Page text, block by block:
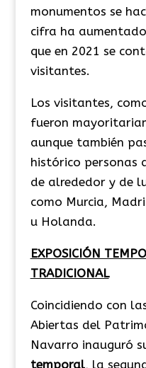
monumentos se
cifra ha
que en 2021 se
visitantes.
Los visitantes,
fueron
aunque también
histórico personas
de alrededor y de
como Murcia,
u Holanda.
EXPOSICIÓN
TRADICIONAL
Coincidiendo con
Abiertas del
Navarro inauguró
temporal, la